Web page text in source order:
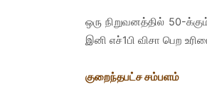
ஒரு நிறுவனத்தில் 50-
இனி எச்1பி விசா பெற
குறைந்தபட்ச சம்பளம்